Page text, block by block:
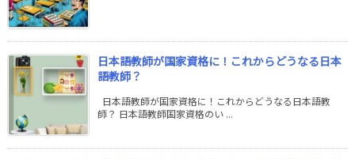
日本語教師が国家資格に！これからどうなる日本
語教師？
日本語教師が国家資格に！これからどうなる日本語教
師？ 日本語教師国家資格のい ...